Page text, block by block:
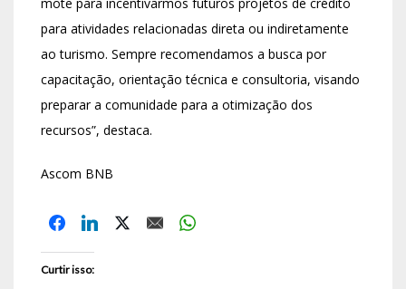
para atividades relacionadas direta ou indiretamente
ao turismo. Sempre recomendamos a busca por
capacitação, orientação técnica e consultoria, visando
preparar a comunidade para a otimização dos
recursos”, destaca.
Ascom BNB
Curtir isso: